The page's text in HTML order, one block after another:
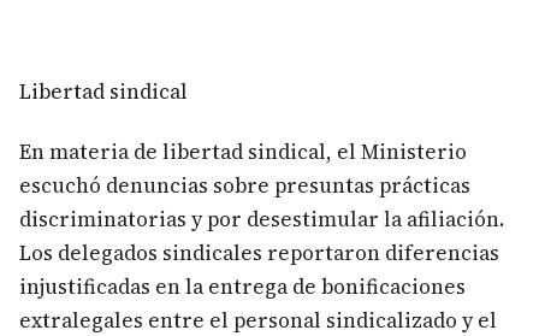
Libertad sindical
En materia de libertad sindical, el Ministerio
escuchó denuncias sobre presuntas prácticas
discriminatorias y por desestimular la afiliación.
Los delegados sindicales reportaron diferencias
injustificadas en la entrega de bonificaciones
extralegales entre el personal sindicalizado y el